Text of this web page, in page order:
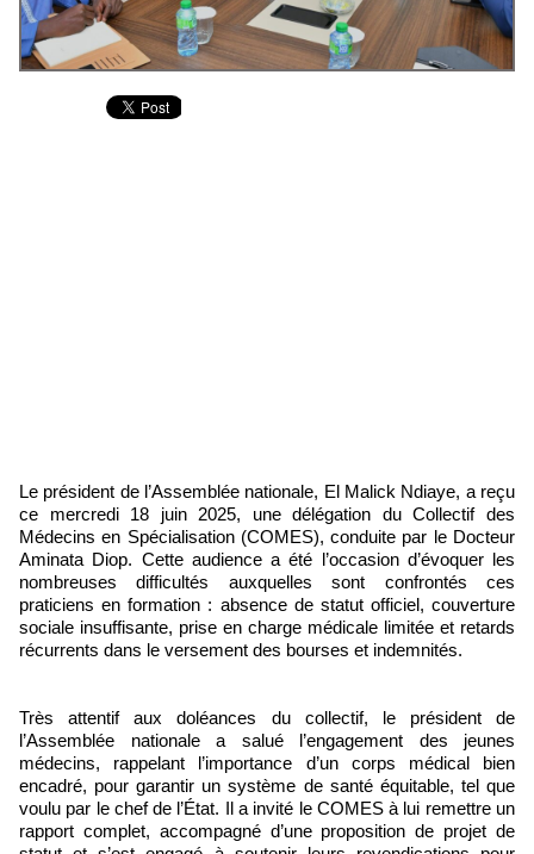
Le président de l’Assemblée nationale, El Malick Ndiaye, a reçu
ce mercredi 18 juin 2025, une délégation du Collectif des
Médecins en Spécialisation (COMES), conduite par le Docteur
Aminata Diop. Cette audience a été l’occasion d’évoquer les
nombreuses difficultés auxquelles sont confrontés ces
praticiens en formation : absence de statut officiel, couverture
sociale insuffisante, prise en charge médicale limitée et retards
récurrents dans le versement des bourses et indemnités.
Très attentif aux doléances du collectif, le président de
l’Assemblée nationale a salué l’engagement des jeunes
médecins, rappelant l’importance d’un corps médical bien
encadré, pour garantir un système de santé équitable, tel que
voulu par le chef de l’État. Il a invité le COMES à lui remettre un
rapport complet, accompagné d’une proposition de projet de